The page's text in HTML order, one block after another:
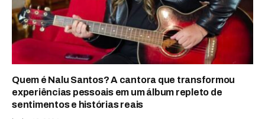
Quem é Nalu Santos? A cantora que transformou
experiências pessoais em um álbum repleto de
sentimentos e histórias reais